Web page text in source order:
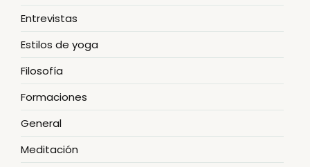
Entrevistas
Estilos de yoga
Filosofía
Formaciones
General
Meditación